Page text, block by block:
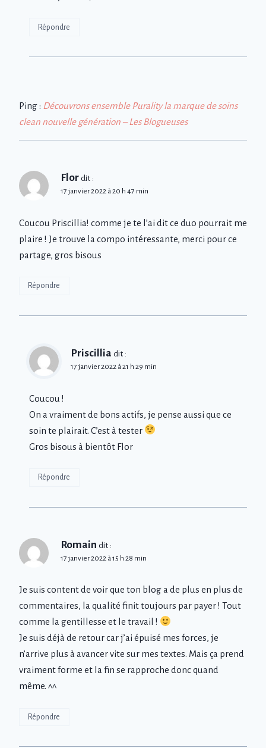
Répondre
Ping : Découvrons ensemble Purality la marque de soins
clean nouvelle génération – Les Blogueuses
Flor dit :
17 janvier 2022 à 20 h 47 min
Coucou Priscillia! comme je te l’ai dit ce duo pourrait me
plaire ! Je trouve la compo intéressante, merci pour ce
partage, gros bisous
Répondre
Priscillia dit :
17 janvier 2022 à 21 h 29 min
Coucou !
On a vraiment de bons actifs, je pense aussi que ce
soin te plairait. C’est à tester
Gros bisous à bientôt Flor
Répondre
Romain dit :
17 janvier 2022 à 15 h 28 min
Je suis content de voir que ton blog a de plus en plus de
commentaires, la qualité finit toujours par payer ! Tout
comme la gentillesse et le travail !
Je suis déjà de retour car j’ai épuisé mes forces, je
n’arrive plus à avancer vite sur mes textes. Mais ça prend
vraiment forme et la fin se rapproche donc quand
même. ^^
Répondre